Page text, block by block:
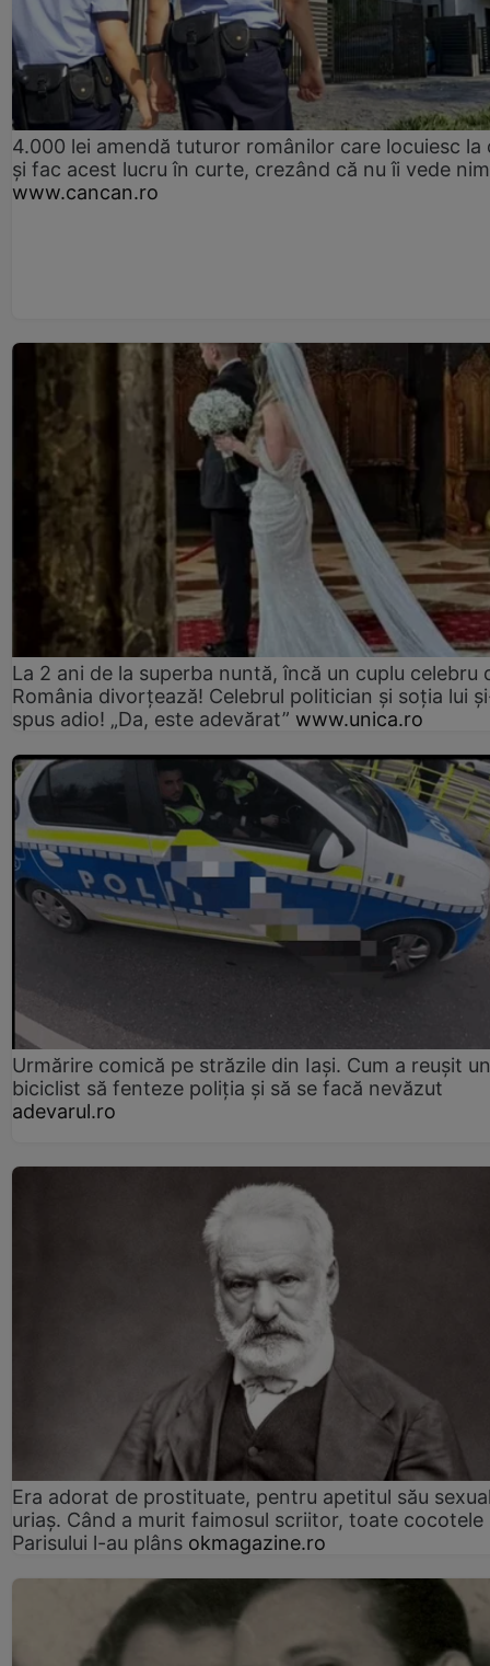
4.000 lei amendă tuturor românilor care locuiesc la
și fac acest lucru în curte, crezând că nu îi vede
www.cancan.ro
La 2 ani de la superba nuntă, încă un cuplu celebru
România divorțează! Celebrul politician și soția lui
spus adio! „Da, este adevărat” www.unica.ro
Urmărire comică pe străzile din Iași. Cum a reușit un
biciclist să fenteze poliția și să se facă nevăzut
adevarul.ro
Era adorat de prostituate, pentru apetitul său
uriaș. Când a murit faimosul scriitor, toate cocotele
Parisului l-au plâns okmagazine.ro